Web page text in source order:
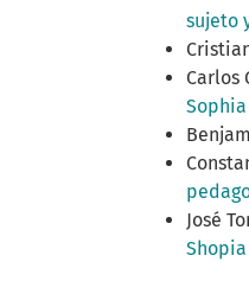
sujeto
Carlos
Sophia
José
Shopia